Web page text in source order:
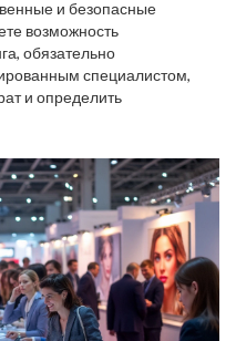
и безопасные
возможность
обязательно
специалистом,
и определить